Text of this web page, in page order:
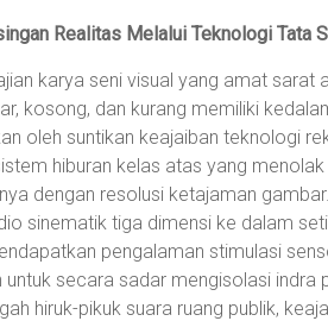
Realitas Melalui Teknologi Tata
karya seni visual yang amat
kosong, dan kurang memiliki
oleh suntikan keajaiban teknologi
hiburan kelas atas yang
dengan resolusi ketajaman
sinematik tiga dimensi ke dalam
pengalaman stimulasi
untuk secara sadar mengisolasi
hiruk-pikuk suara ruang publik,